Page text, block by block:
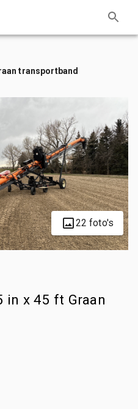
transportband
22 foto's
in x 45 ft Graan